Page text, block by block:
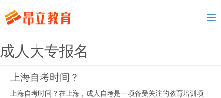
成人大专报名
上海自考时间？
上海自考时间？在上海，成人自考是一项备受关注的教育培训项